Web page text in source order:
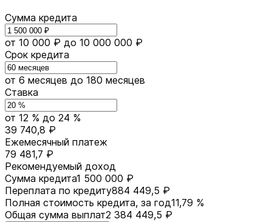
Сумма кредита
от 10 000 ₽ до 10 000 000 ₽
Срок кредита
от 6 месяцев до 180 месяцев
Ставка
от 12 % до 24 %
39 740,8 ₽
Ежемесячный платеж
79 481,7 ₽
Рекомендуемый доход
Сумма кредита1 500 000 ₽
Переплата по кредиту884 449,5 ₽
Полная стоимость кредита, за год11,79 %
Общая сумма выплат2 384 449,5 ₽